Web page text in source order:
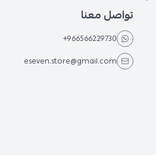
تواصل معنا
+966566229730
eseven.store@gmail.com